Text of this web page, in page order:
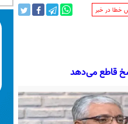
خطا در خبر
قاطع می‌دهد